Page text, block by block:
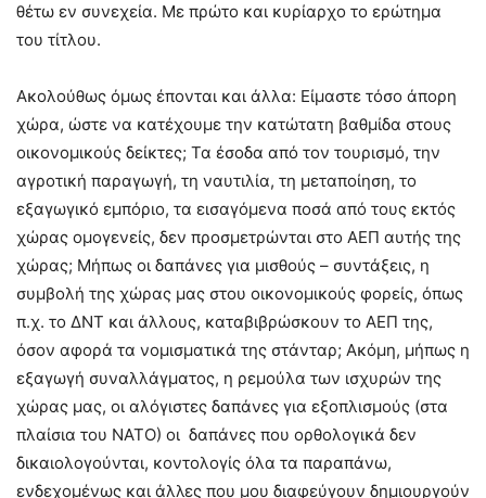
θέτω εν συνεχεία. Με πρώτο και κυρίαρχο το ερώτημα
του τίτλου.
Ακολούθως όμως έπονται και άλλα: Είμαστε τόσο άπορη
χώρα, ώστε να κατέχουμε την κατώτατη βαθμίδα στους
οικονομικούς δείκτες; Τα έσοδα από τον τουρισμό, την
αγροτική παραγωγή, τη ναυτιλία, τη μεταποίηση, το
εξαγωγικό εμπόριο, τα εισαγόμενα ποσά από τους εκτός
χώρας ομογενείς, δεν προσμετρώνται στο ΑΕΠ αυτής της
χώρας; Μήπως οι δαπάνες για μισθούς – συντάξεις, η
συμβολή της χώρας μας στου οικονομικούς φορείς, όπως
π.χ. το ΔΝΤ και άλλους, καταβιβρώσκουν το ΑΕΠ της,
όσον αφορά τα νομισματικά της στάνταρ; Ακόμη, μήπως η
εξαγωγή συναλλάγματος, η ρεμούλα των ισχυρών της
χώρας μας, οι αλόγιστες δαπάνες για εξοπλισμούς (στα
πλαίσια του ΝΑΤΟ) οι δαπάνες που ορθολογικά δεν
δικαιολογούνται, κοντολογίς όλα τα παραπάνω,
ενδεχομένως και άλλες που μου διαφεύγουν δημιουργούν